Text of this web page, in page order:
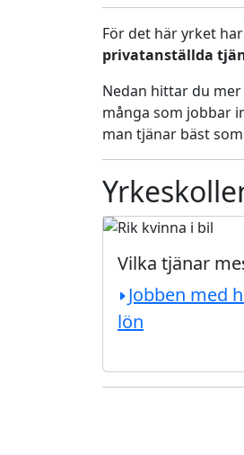
För det här yrket
privatanställda
Nedan hittar du
många som jobbar
man tjänar bäst
Vilka tjänar
Jobben med
lön